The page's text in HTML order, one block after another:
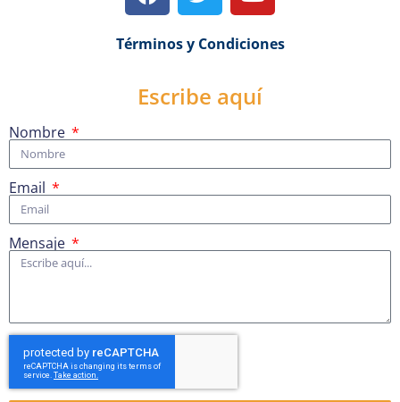
Términos y Condiciones
Escribe aquí
Nombre
Email
Mensaje